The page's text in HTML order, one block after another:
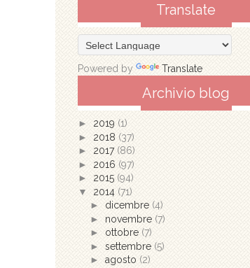
Translate
Powered by Translate
Archivio blog
► 2019 (1)
► 2018 (37)
► 2017 (86)
► 2016 (97)
► 2015 (94)
▼ 2014 (71)
► dicembre (4)
► novembre (7)
► ottobre (7)
► settembre (5)
► agosto (2)